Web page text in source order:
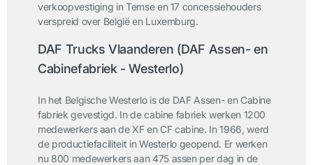
verkoopvestiging in Temse en 17 concessiehouders
verspreid over België en Luxemburg.
DAF Trucks Vlaanderen (DAF Assen- en
Cabinefabriek - Westerlo)
In het Belgische Westerlo is de DAF Assen- en Cabine
fabriek gevestigd. In de cabine fabriek werken 1200
medewerkers aan de XF en CF cabine. In 1966, werd
de productiefaciliteit in Westerlo geopend. Er werken
nu 800 medewerkers aan 475 assen per dag in de